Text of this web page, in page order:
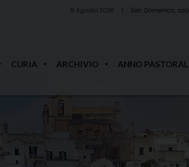
8 Agosto 2026 San Domenico,
CURIA ARCHIVIO
ANNO